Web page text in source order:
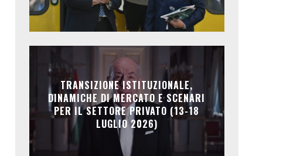
TRANSIZIONE ISTITUZIONALE,
DINAMICHE DI MERCATO E SCENARI
PER IL SETTORE PRIVATO (13-18
LUGLIO 2026)